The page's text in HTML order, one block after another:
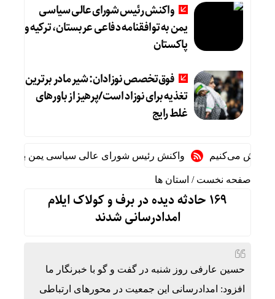
واکنش رئیس شورای عالی سیاسی
یمن به توافقنامه دفاعی عربستان، ترکیه و
پاکستان
فوق‌تخصص نوزادان: شیر مادر برترین
تغذیه برای نوزاد است/پرهیز از باورهای
غلط رایج
می‌کنیم واکنش رئیس شورای عالی سیاسی یمن به
صفحه نخست / استان ها
۱۶۹ حادثه دیده در برف و کولاک ایلام
امدادرسانی شدند
حسین عارفی روز شنبه در گفت و گو با خبرنگار ما
افزود: امدادرسانی این جمعیت در محورهای ارتباطی